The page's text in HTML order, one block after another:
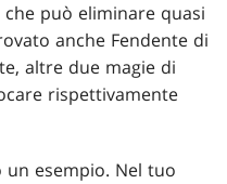
può eliminare quasi
anche Fendente di
altre due magie di
rispettivamente
esempio. Nel tuo